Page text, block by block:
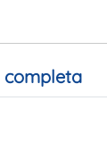
completa